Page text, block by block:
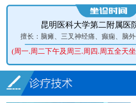
昆明医科大学第二附属医院 孙
擅长：脑瘫、三叉神经痛、癫痫、脑外伤、
一.周二下午及周三.周四.周五全天坐诊)